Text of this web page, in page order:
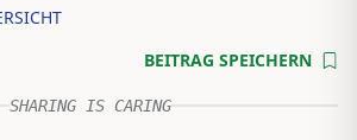
BEITRAG SPEICHERN
SHARING IS CARING